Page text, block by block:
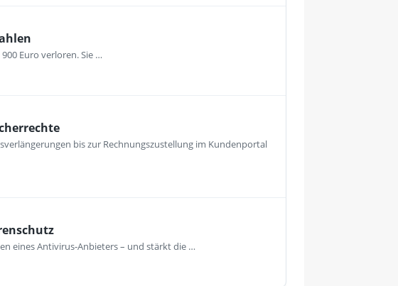
Euro verloren. Sie …
bis zur Rechnungszustellung im Kundenportal
eines Antivirus-Anbieters – und stärkt die …